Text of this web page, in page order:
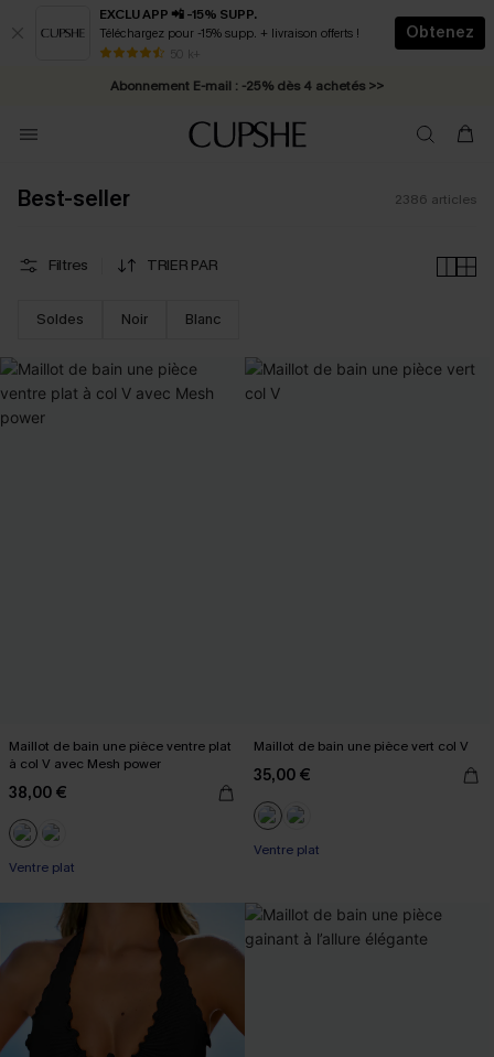
EXCLU APP 📲 -15% SUPP.
Téléchargez pour -15% supp. + livraison offerts !
50 k+
Obtenez
* Livraison éclair 2-3 jours ouvrés >>
Abonnement E-mail : -25% dès 4 achetés >>
Best-seller 2386 articles
Filtres TRIER PAR
Soldes Noir Blanc
Maillot de bain une pièce ventre plat
à col V avec Mesh power
38,00 €
Ventre plat
Maillot de bain une pièce vert col V
35,00 €
Ventre plat